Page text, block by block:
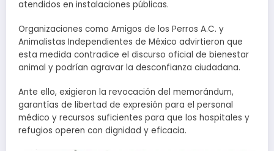
atendidos en instalaciones públicas.
Organizaciones como Amigos de los Perros A.C. y
Animalistas Independientes de México advirtieron que
esta medida contradice el discurso oficial de bienestar
animal y podrían agravar la desconfianza ciudadana.
Ante ello, exigieron la revocación del memorándum,
garantías de libertad de expresión para el personal
médico y recursos suficientes para que los hospitales y
refugios operen con dignidad y eficacia.